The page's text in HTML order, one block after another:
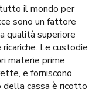
il mondo per
sono un fattore
qualità superiore
Le custodie
materie prime
e forniscono
della cassa è ricotto